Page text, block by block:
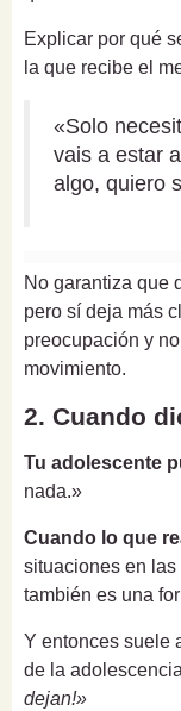
Explicar por qué
la que recibe el
«Solo
vais a estar
algo, quiero
No garantiza que
pero sí deja más
preocupación y
movimiento.
2. Cuando
Tu adolescente
nada.»
Cuando lo que
situaciones en las
también es una
Y entonces suele
de la
dejan!»